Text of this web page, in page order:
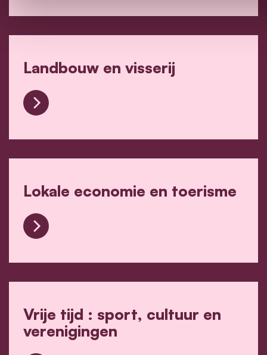
Landbouw en visserij
Landbouw en visserij
Lokale economie en toerisme
Lokale economie en toerisme
Vrije tijd : sport, cultuur en
verenigingen